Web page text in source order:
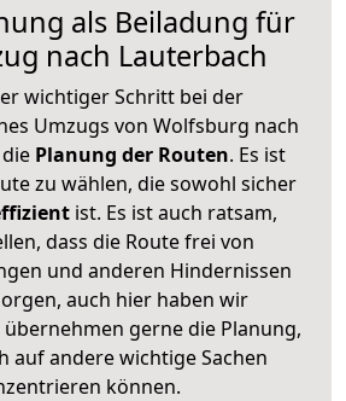
als Beiladung für
nach Lauterbach
wichtiger Schritt bei der
Umzugs von Wolfsburg nach
Planung der Routen. Es ist
zu wählen, die sowohl sicher
ist. Es ist auch ratsam,
dass die Route frei von
und anderen Hindernissen
auch hier haben wir
gerne die Planung,
auf andere wichtige Sachen
können.